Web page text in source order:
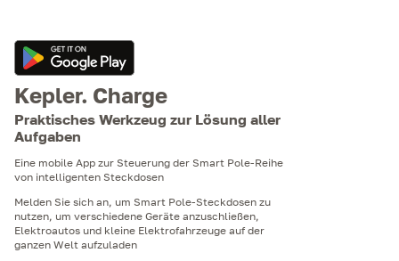
Kepler. Charge
Praktisches Werkzeug zur Lösung aller
Aufgaben
Eine mobile App zur Steuerung der Smart Pole-Reihe
von intelligenten Steckdosen
Melden Sie sich an, um Smart Pole-Steckdosen zu
nutzen, um verschiedene Geräte anzuschließen,
Elektroautos und kleine Elektrofahrzeuge auf der
ganzen Welt aufzuladen